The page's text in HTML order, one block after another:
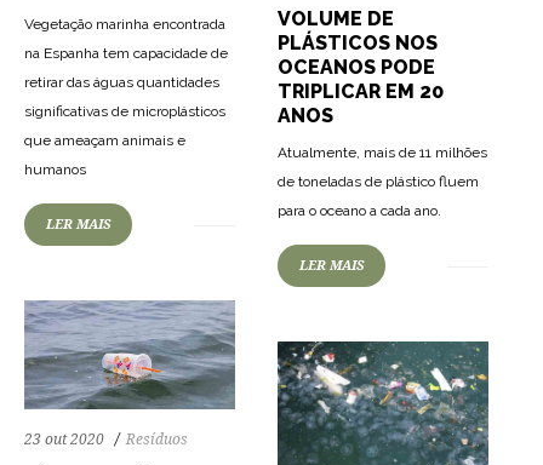
Vegetação marinha encontrada
na Espanha tem capacidade de
retirar das águas quantidades
significativas de microplásticos
que ameaçam animais e
humanos
LER MAIS
VOLUME DE
PLÁSTICOS NOS
OCEANOS PODE
TRIPLICAR EM 20
ANOS
Atualmente, mais de 11 milhões
de toneladas de plástico fluem
para o oceano a cada ano.
LER MAIS
23 out 2020 Resíduos